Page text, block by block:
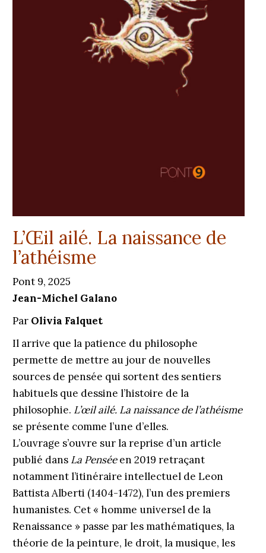
L’Œil ailé. La naissance de
l’athéisme
Pont 9, 2025
Jean-Michel Galano
Par Olivia Falquet
Il arrive que la patience du philosophe
permette de mettre au jour de nouvelles
sources de pensée qui sortent des sentiers
habituels que dessine l’histoire de la
philosophie. L’œil ailé. La naissance de l’athéisme
se présente comme l’une d’elles.
L’ouvrage s’ouvre sur la reprise d’un article
publié dans La Penséeen 2019 retraçant
notamment l’itinéraire intellectuel de Leon
Battista Alberti (1404-1472), l’un des premiers
humanistes. Cet « homme universel de la
Renaissance » passe par les mathématiques, la
théorie de la peinture, le droit, la musique, les